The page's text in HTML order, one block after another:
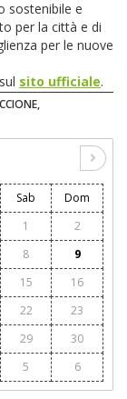
sostenibile e
per la città e di
per le nuove
sito ufficiale.
Sab
Dom
1
2
8
9
15
16
22
23
29
30
5 6